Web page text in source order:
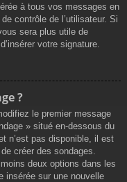
à tous vos messages en
contrôle de l’utilisateur. Si
sera plus utile de
votre signature.
?
le premier message
» situé en-dessous du
n’est pas disponible, il est
créer des sondages.
deux options dans les
insérée sur une nouvelle